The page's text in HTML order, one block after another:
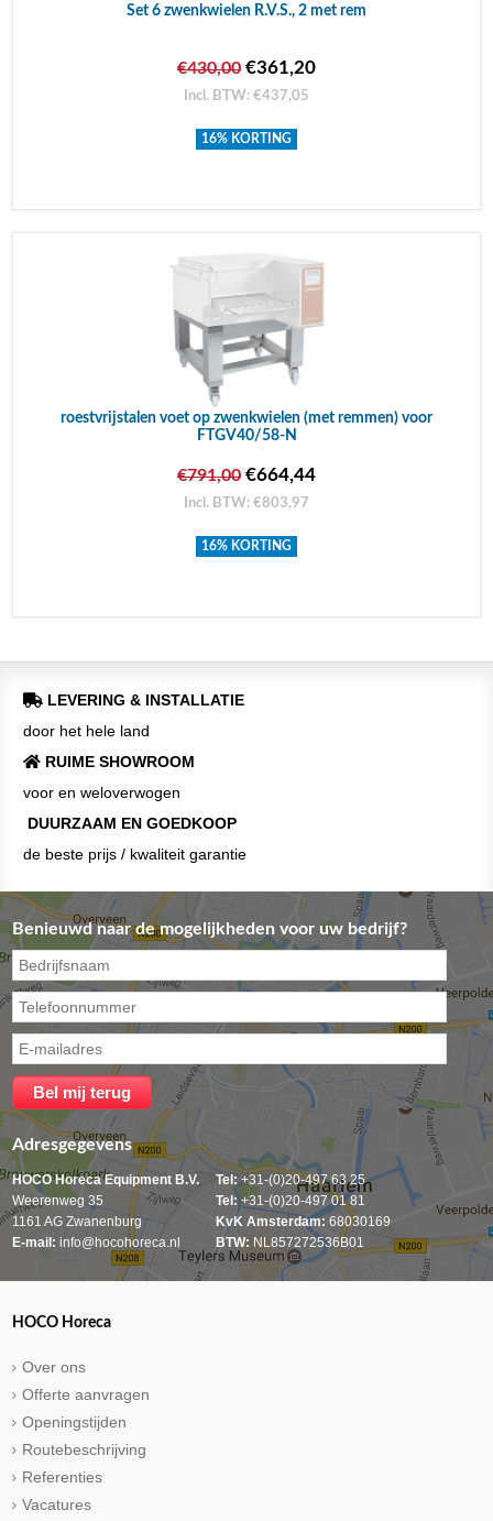
Set 6 zwenkwielen R.V.S., 2 met rem
€430,00 €361,20
Incl. BTW: €437,05
16% KORTING
roestvrijstalen voet op zwenkwielen (met remmen) voor
FTGV40/58-N
€791,00 €664,44
Incl. BTW: €803,97
16% KORTING
LEVERING & INSTALLATIE
door het hele land
RUIME SHOWROOM
voor en weloverwogen
DUURZAAM EN GOEDKOOP
de beste prijs / kwaliteit garantie
Benieuwd naar de mogelijkheden voor uw bedrijf?
Adresgegevens
HOCO Horeca Equipment B.V.
Weerenweg 35
1161 AG Zwanenburg
E-mail: info@hocohoreca.nl
Tel:+31-(0)20-497 63 25
Tel:+31-(0)20-497 01 81
KvK Amsterdam: 68030169
BTW: NL857272536B01
HOCO Horeca
Over ons
Offerte aanvragen
Openingstijden
Routebeschrijving
Referenties
Vacatures